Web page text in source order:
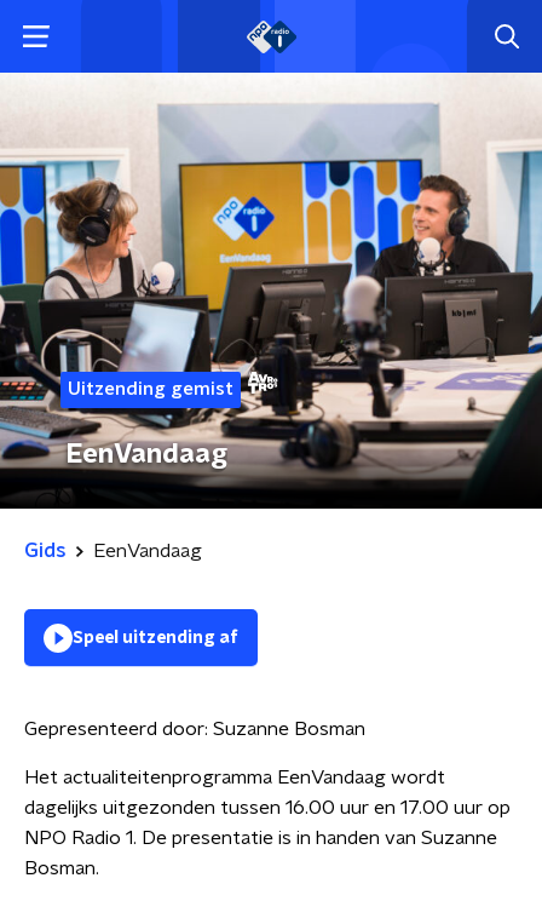
Uitzending gemist
EenVandaag
Gids EenVandaag
Speel uitzending af
Gepresenteerd door: Suzanne Bosman
Het actualiteitenprogramma EenVandaag wordt
dagelijks uitgezonden tussen 16.00 uur en 17.00 uur op
NPO Radio 1. De presentatie is in handen van Suzanne
Bosman.